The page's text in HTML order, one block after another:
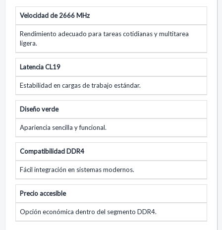
Velocidad de 2666 MHz
Rendimiento adecuado para tareas cotidianas y multitarea
ligera.
Latencia CL19
Estabilidad en cargas de trabajo estándar.
Diseño verde
Apariencia sencilla y funcional.
Compatibilidad DDR4
Fácil integración en sistemas modernos.
Precio accesible
Opción económica dentro del segmento DDR4.